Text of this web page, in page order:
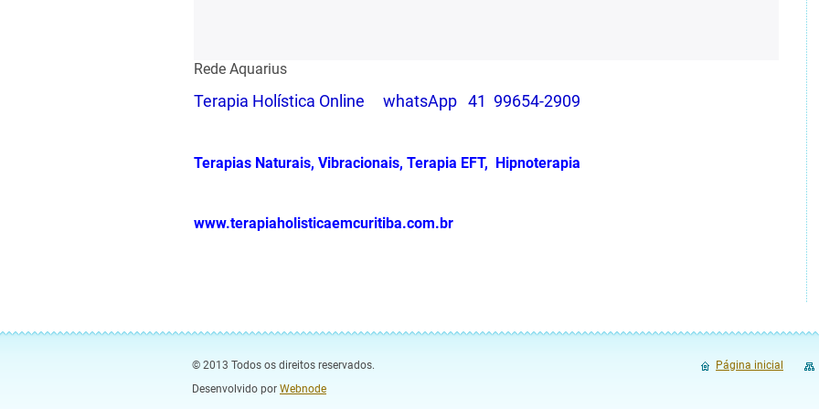
Rede Aquarius
Terapia Holística Online whatsApp 41 99654-2909
Terapias Naturais, Vibracionais, Terapia EFT, Hipnoterapia
www.terapiaholisticaemcuritiba.com.br
© 2013 Todos os direitos reservados.
Desenvolvido por Webnode
Página inicial